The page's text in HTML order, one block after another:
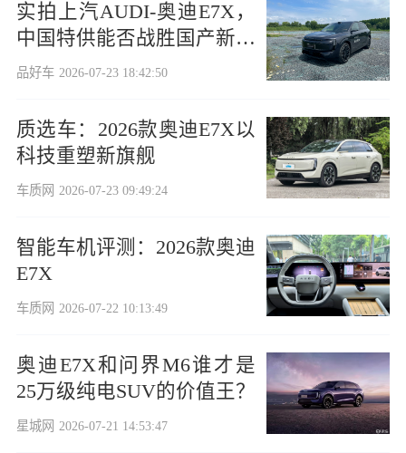
实拍上汽AUDI-奥迪E7X，
中国特供能否战胜国产新势
力
品好车 2026-07-23 18:42:50
质选车：2026款奥迪E7X以
科技重塑新旗舰
车质网 2026-07-23 09:49:24
智能车机评测：2026款奥迪
E7X
车质网 2026-07-22 10:13:49
奥迪E7X和问界M6谁才是
25万级纯电SUV的价值王？
星城网 2026-07-21 14:53:47